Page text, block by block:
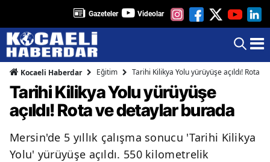
Gazeteler Videolar
Kocaeli Haberdar Eğitim Tarihi Kilikya Yolu yürüyüşe açıldı! Rota
Tarihi Kilikya Yolu yürüyüşe
açıldı! Rota ve detaylar burada
Mersin'de 5 yıllık çalışma sonucu 'Tarihi Kilikya
Yolu' yürüyüşe açıldı. 550 kilometrelik